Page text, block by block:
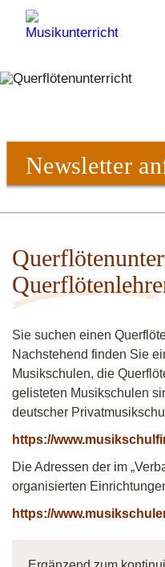
Newsletter
Sie suchen einen
Nachstehend finden Sie
Musikschulen, die
gelisteten Musikschulen
deutscher
https://
Die Adressen der im
organisierten
https://